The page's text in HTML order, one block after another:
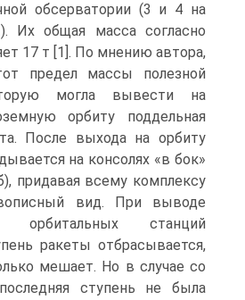
обсерватории (3 и 4 на
Их общая масса согласно
17 т [1]. По мнению автора,
предел массы полезной
могла вывести на
орбиту поддельная
После выхода на орбиту
на консолях «в бок»
придавая всему комплексу
вид. При выводе
орбитальных станций
ракеты отбрасывается,
мешает. Но в случае со
ступень не была